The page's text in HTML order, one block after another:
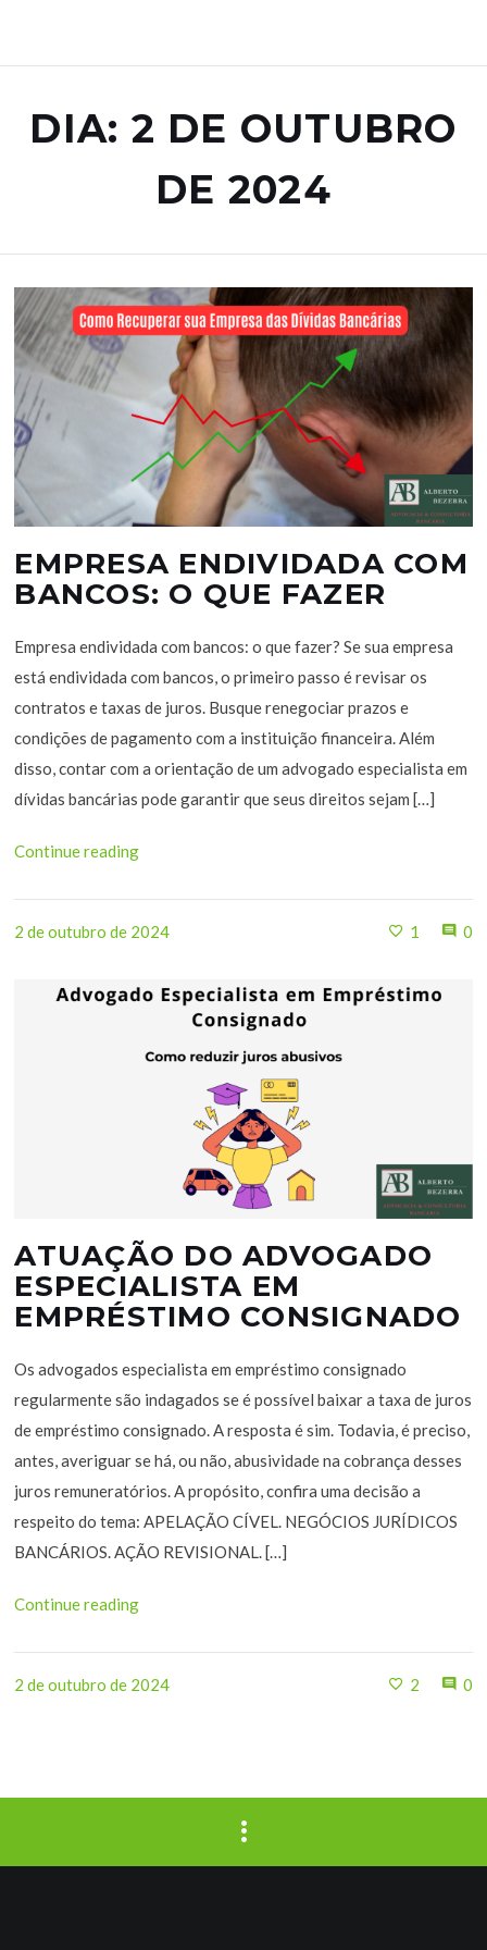
DIA: 2 DE OUTUBRO
DE 2024
EMPRESA ENDIVIDADA COM
BANCOS: O QUE FAZER
Empresa endividada com bancos: o que fazer? Se sua empresa
está endividada com bancos, o primeiro passo é revisar os
contratos e taxas de juros. Busque renegociar prazos e
condições de pagamento com a instituição financeira. Além
disso, contar com a orientação de um advogado especialista em
dívidas bancárias pode garantir que seus direitos sejam […]
Continue reading
2 de outubro de 2024 1 0
ATUAÇÃO DO ADVOGADO
ESPECIALISTA EM
EMPRÉSTIMO CONSIGNADO
Os advogados especialista em empréstimo consignado
regularmente são indagados se é possível baixar a taxa de juros
de empréstimo consignado. A resposta é sim. Todavia, é preciso,
antes, averiguar se há, ou não, abusividade na cobrança desses
juros remuneratórios. A propósito, confira uma decisão a
respeito do tema: APELAÇÃO CÍVEL. NEGÓCIOS JURÍDICOS
BANCÁRIOS. AÇÃO REVISIONAL. […]
Continue reading
2 de outubro de 2024 2 0